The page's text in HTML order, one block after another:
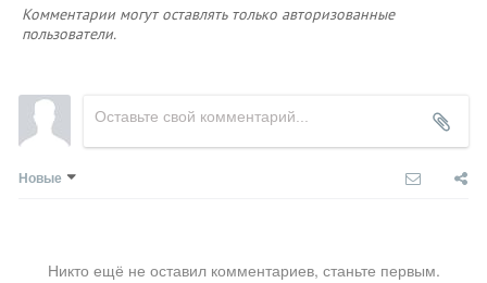
Комментарии могут оставлять только авторизованные
пользователи.
Новые
Никто ещё не оставил комментариев, станьте первым.